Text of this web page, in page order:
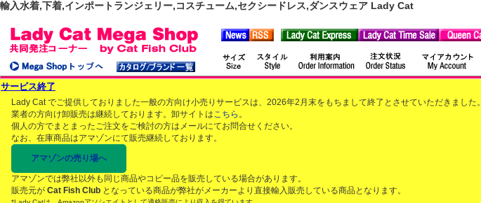
輸入水着,下着,インポートランジェリー,コスチューム,セクシードレス,ダンスウェア Lady Cat
サービス終了
Lady Cat でご提供しておりました一般の方向け小売りサービスは、2026年2月末をもちまして終了とさせていただきました。
業者の方向け卸販売は継続しております。卸サイトはこちら 。
個人の方でまとまったご注文をご検討の方はメールにてお問合せください。
なお、在庫商品はアマゾンにて販売継続しております。
アマゾンの売り場へ
アマゾンでは弊社以外も同じ商品やコピー品を販売している場合があります。
販売元が Cat Fish Club となっている商品が弊社がメーカーより直接輸入販売している商品となります。